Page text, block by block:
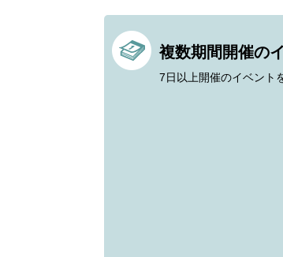
複数期間開催の
7日以上開催のイベント